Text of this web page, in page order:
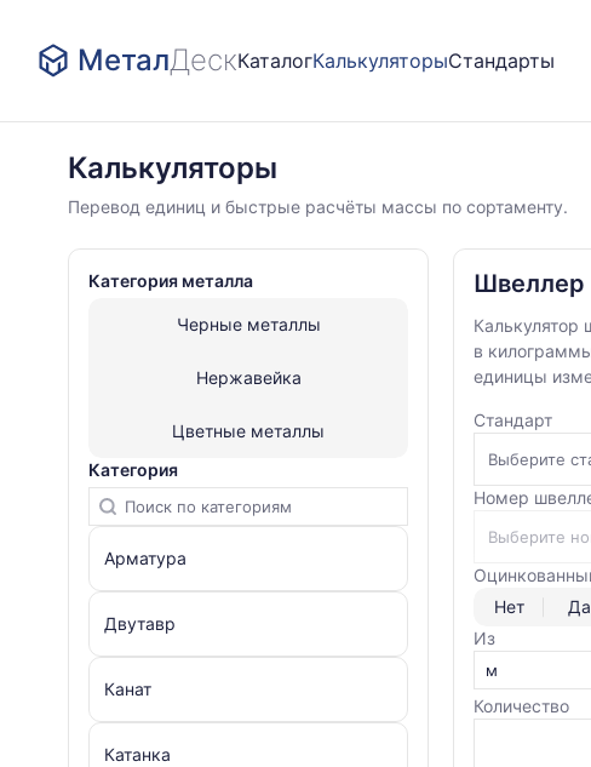
МеталДескКаталогКалькуляторыСтандарты
Калькуляторы
Черные
Швеллер
Калькуляторы
Перевод единиц и быстрые расчёты массы по сортаменту.
Категория металла
Черные металлы
Нержавейка
Цветные металлы
Категория
Арматура
Двутавр
Канат
Катанка
Швеллер
Калькулятор
в
единицы
Стандарт
Номер
Нет
Да
Из
Количество